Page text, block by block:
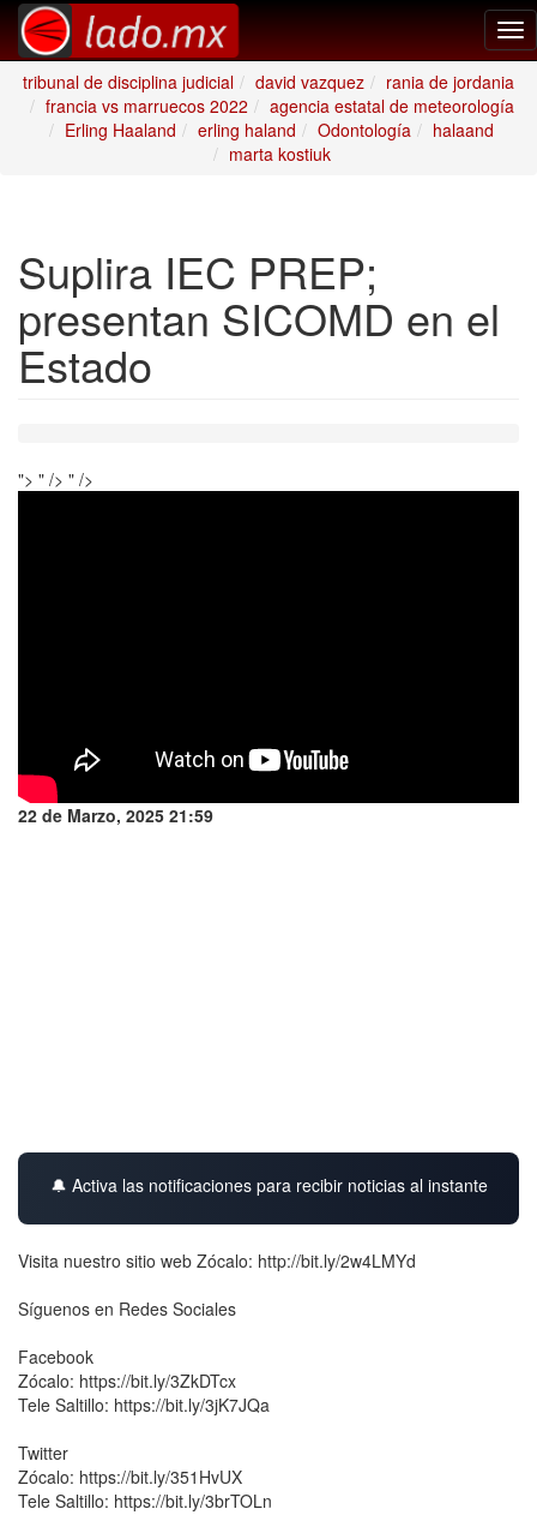
tribunal de disciplina judicial
david vazquez
rania de jordania
francia vs marruecos 2022
agencia estatal de meteorología
Erling Haaland
erling haland Odontología
halaand
marta kostiuk
Suplira IEC PREP;
presentan SICOMD en el
Estado
"> " /> " />
22 de Marzo, 2025 21:59
🔔 Activa las notificaciones para recibir noticias al instante
Visita nuestro sitio web Zócalo: http://bit.ly/2w4LMYd
Síguenos en Redes Sociales
Facebook
Zócalo: https://bit.ly/3ZkDTcx
Tele Saltillo: https://bit.ly/3jK7JQa
Twitter
Zócalo: https://bit.ly/351HvUX
Tele Saltillo: https://bit.ly/3brTOLn